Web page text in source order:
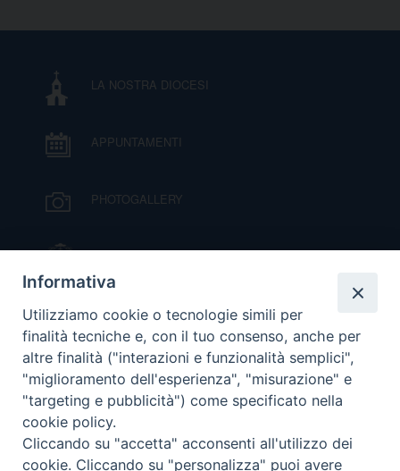
DOVE SIAMO
COOKIE POLICY
LA NOSTRA DIOCESI
APPUNTAMENTI
PHOTOGALLERY
IL VESCOVO MONS. ORAZIO FRANCESCO
PIAZZA
VIDEOGALLERY
ORARI S. MESSE
MODULISTICA
Informativa
Utilizziamo cookie o tecnologie simili per
finalità tecniche e, con il tuo consenso, anche per
altre finalità ("interazioni e funzionalità semplici",
"miglioramento dell'esperienza", "misurazione" e
"targeting e pubblicità") come specificato nella
cookie policy.
Cliccando su "accetta" acconsenti all'utilizzo dei
cookie. Cliccando su "personalizza" puoi avere